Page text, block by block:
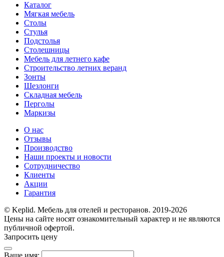
Каталог
Мягкая мебель
Столы
Стулья
Подстолья
Столешницы
Мебель для летнего кафе
Строительство летних веранд
Зонты
Шезлонги
Складная мебель
Перголы
Маркизы
О нас
Отзывы
Производство
Наши проекты и новости
Сотрудничество
Клиенты
Акции
Гарантия
© Keplid. Мебель для отелей и ресторанов. 2019-2026
Цены на сайте носят ознакомительный характер и не являются
публичной офертой.
Запросить цену